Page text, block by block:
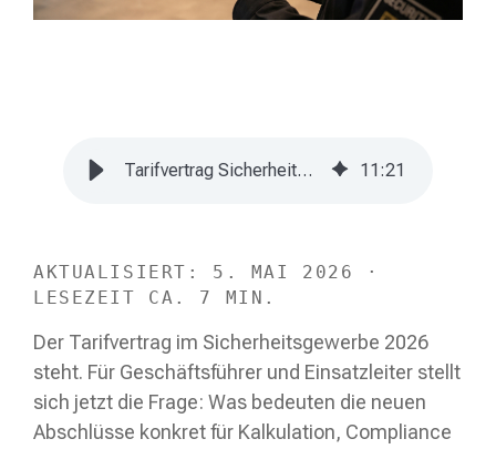
Tarifvertrag Sicherheitsgewerbe 2026: Folgen für Arbeitgeber 11:21
AKTUALISIERT: 5. MAI 2026 ·
LESEZEIT CA. 7 MIN.
Der Tarifvertrag im Sicherheitsgewerbe 2026
steht. Für Geschäftsführer und Einsatzleiter stellt
sich jetzt die Frage: Was bedeuten die neuen
Abschlüsse konkret für Kalkulation, Compliance